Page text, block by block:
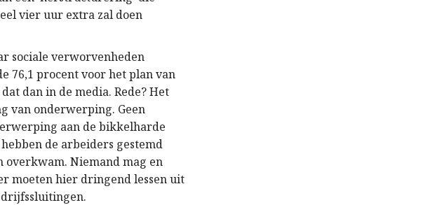
vier uur extra zal doen
sociale verworvenheden
76,1 procent voor het plan van
dan in de media. Rede? Het
van onderwerping. Geen
aan de bikkelharde
de arbeiders gestemd
overkwam. Niemand mag en
moeten hier dringend lessen uit